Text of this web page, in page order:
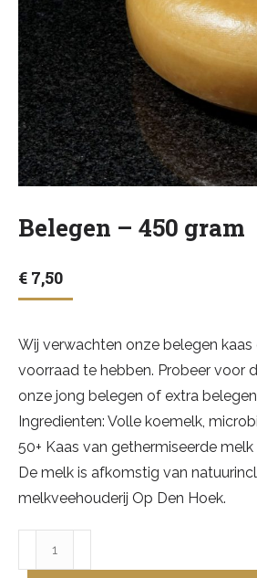
Belegen – 450 gram
€ 7,50
Wij verwachten onze belegen
voorraad te hebben. Probeer voor
onze jong belegen of extra
Ingredienten: Volle koemelk,
50+ Kaas van gethermiseerde melk
De melk is afkomstig van
melkveehouderij Op Den Hoek.
-